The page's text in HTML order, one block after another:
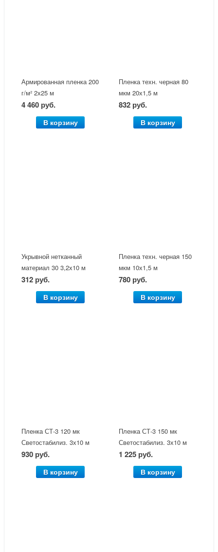
Армированная пленка 200
г/м² 2х25 м
4 460 руб.
В корзину
Пленка техн. черная 80
мкм 20х1,5 м
832 руб.
В корзину
Укрывной нетканный
материал 30 3,2х10 м
312 руб.
В корзину
Пленка техн. черная 150
мкм 10х1,5 м
780 руб.
В корзину
Пленка СТ-3 120 мк
Светостабилиз. 3х10 м
930 руб.
В корзину
Пленка СТ-3 150 мк
Светостабилиз. 3х10 м
1 225 руб.
В корзину